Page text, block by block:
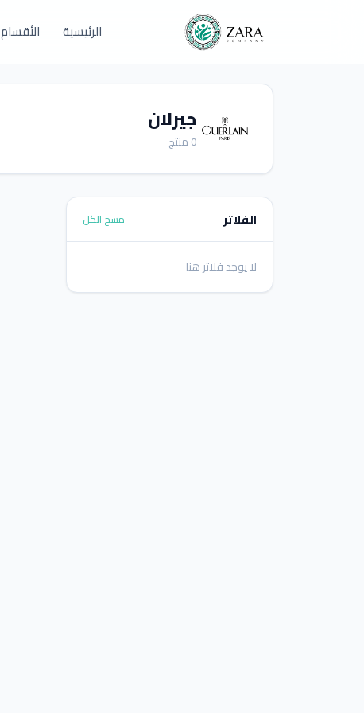
الرئيسية الأقسام
جيرلان
0 منتج
الفلاتر مسح الكل
لا يوجد فلاتر هنا